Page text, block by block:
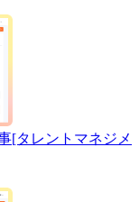
[タレントマネジメ